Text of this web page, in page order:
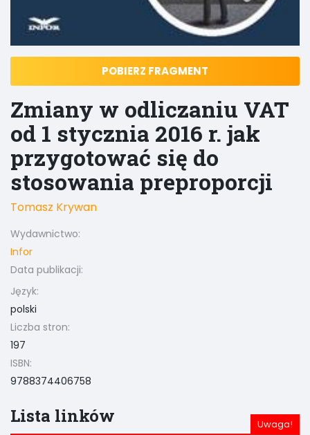
POBIERZ FRAGMENT
Zmiany w odliczaniu VAT
od 1 stycznia 2016 r. jak
przygotować się do
stosowania preproporcji
Tomasz Krywan
Wydawnictwo:
Infor
Data publikacji:
Język:
polski
Liczba stron:
197
ISBN:
9788374406758
Lista linków